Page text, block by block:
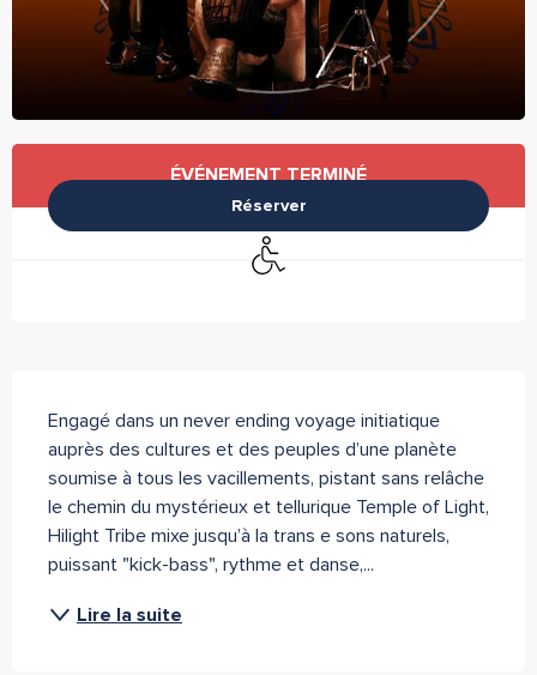
Ouverture et coordonnées
ÉVÉNEMENT TERMINÉ
Réserver
Accès handicapés
Description
Engagé dans un never ending voyage initiatique
auprès des cultures et des peuples d’une planète
soumise à tous les vacillements, pistant sans relâche
le chemin du mystérieux et tellurique Temple of Light,
Hilight Tribe mixe jusqu’à la trans e sons naturels,
puissant "kick-bass", rythme et danse,...
Lire la suite